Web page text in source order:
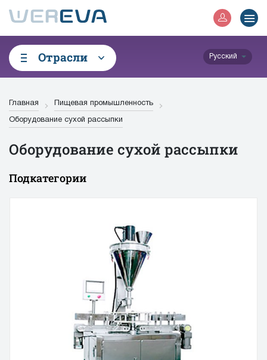
Отрасли Русский
Главная Пищевая промышленность
Оборудование сухой рассыпки
Оборудование сухой рассыпки
Подкатегории